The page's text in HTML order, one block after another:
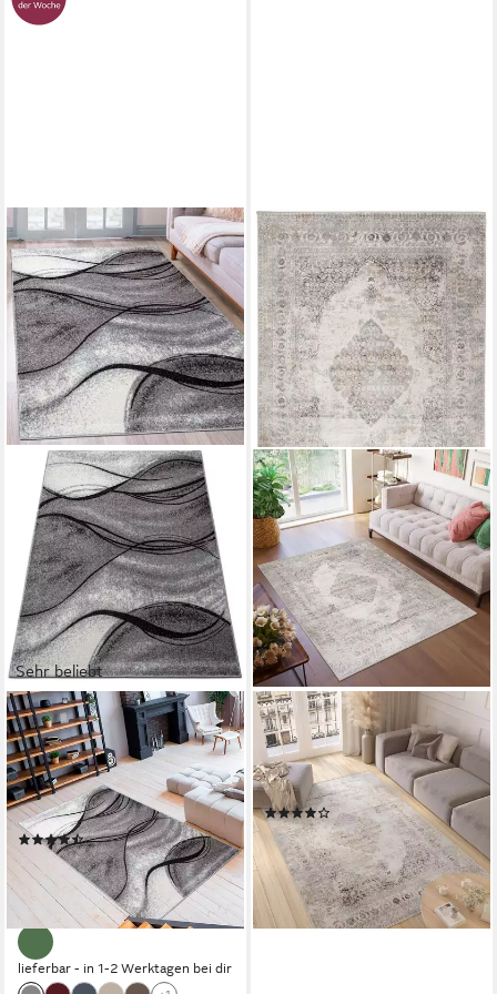
Sehr beliebt
OTTO HOME
Teppich Tritom, rechteckig,
Höhe: 9 mm, mit besonders
weichem Flor, Kurzflor,
modernes Wellen Muster
(884)
ab 83,99 € UVP241,99 €
nur bis Dienstag
-65%
lieferbar - in 1-2 Werktagen bei dir
TAPISO
Teppich VALLEY, rechteckig,
Höhe: 9 mm, Wohnzimmer,
Schlafzimmer, modern Design
(24)
ab 54,99 € UVP78,64 €
-30%
lieferbar - in 2-3 Werktagen bei dir
+5